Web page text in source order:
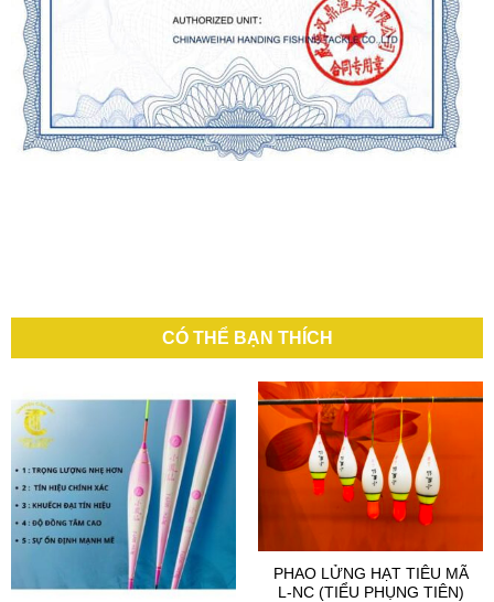
CÓ THỂ BẠN THÍCH
PHAO LỬNG HẠT TIÊU MÃ
L-NC (TIỂU PHỤNG TIÊN)